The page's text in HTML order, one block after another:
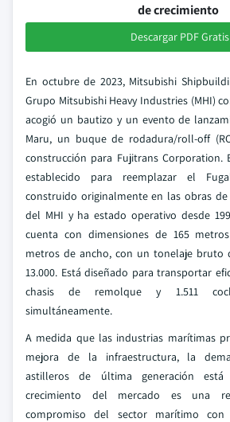
de crecimiento
Descargar PDF Gratis
En octubre de 2023, Mitsubishi
Grupo Mitsubishi Heavy Industries (MHI)
acogió un bautizo y un evento de
Maru, un buque de rodadura/roll-off
construcción para Fujitrans Corporation.
establecido para reemplazar el
construido originalmente en las obras de
del MHI y ha estado operativo desde
cuenta con dimensiones de 165
metros de ancho, con un tonelaje bruto
13.000. Está diseñado para transportar
chasis de remolque y 1.511
simultáneamente.
A medida que las industrias marítimas
mejora de la infraestructura, la
astilleros de última generación
crecimiento del mercado es una
compromiso del sector marítimo